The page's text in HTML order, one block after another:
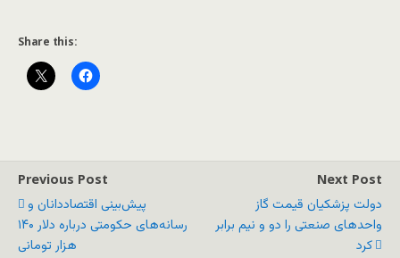
Share this:
Previous Post
پیش‌بینی اقتصاددانان و
رسانه‌های حکومتی درباره دلار ۱۴۰
هزار تومانی
Next Post
دولت پزشکیان قیمت گاز
واحدهای صنعتی را دو و نیم برابر
کرد